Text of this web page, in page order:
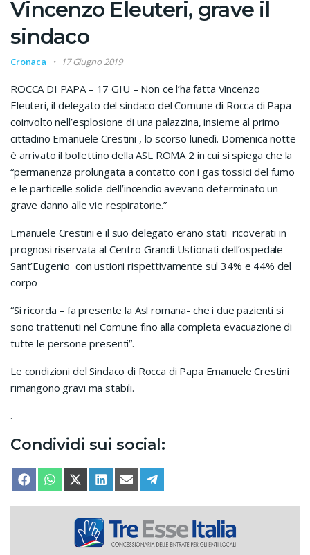
Vincenzo Eleuteri, grave il
sindaco
Cronaca 17 Giugno 2019
ROCCA DI PAPA – 17 GIU – Non ce l’ha fatta Vincenzo
Eleuteri, il delegato del sindaco del Comune di Rocca di Papa
coinvolto nell’esplosione di una palazzina, insieme al primo
cittadino Emanuele Crestini , lo scorso lunedì. Domenica notte
è arrivato il bollettino della ASL ROMA 2 in cui si spiega che la
“permanenza prolungata a contatto con i gas tossici del fumo
e le particelle solide dell’incendio avevano determinato un
grave danno alle vie respiratorie.”
Emanuele Crestini e il suo delegato erano stati ricoverati in
prognosi riservata al Centro Grandi Ustionati dell’ospedale
Sant’Eugenio con ustioni rispettivamente sul 34% e 44% del
corpo
“Si ricorda – fa presente la Asl romana- che i due pazienti si
sono trattenuti nel Comune fino alla completa evacuazione di
tutte le persone presenti”.
Le condizioni del Sindaco di Rocca di Papa Emanuele Crestini
rimangono gravi ma stabili.
.
Condividi sui social:
SHARE ON
FACEBOOKSHARE ON
WHATSAPPSHARE ON
X (TWITTER)
SHARE ON
LINKEDINSHARE ON
EMAIL